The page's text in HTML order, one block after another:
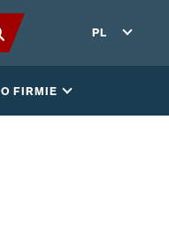
PL
O FIRMIE